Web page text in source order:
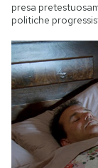
presa
politiche